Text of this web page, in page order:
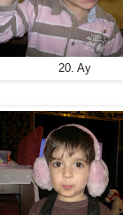
20. Ay